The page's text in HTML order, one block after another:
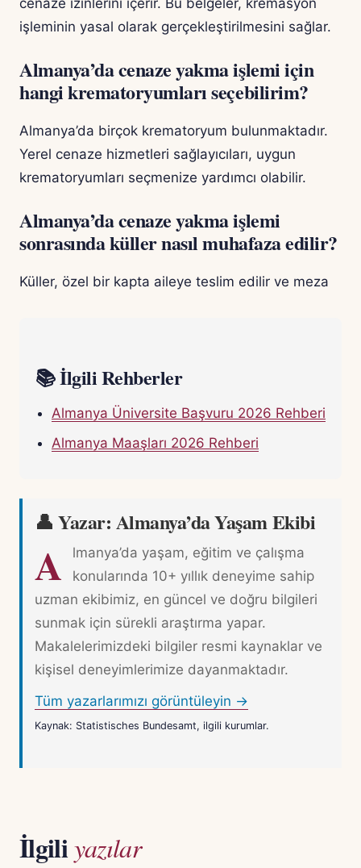
cenaze izinlerini içerir. Bu belgeler, kremasyon
işleminin yasal olarak gerçekleştirilmesini sağlar.
Almanya’da cenaze yakma işlemi için
hangi krematoryumları seçebilirim?
Almanya’da birçok krematoryum bulunmaktadır.
Yerel cenaze hizmetleri sağlayıcıları, uygun
krematoryumları seçmenize yardımcı olabilir.
Almanya’da cenaze yakma işlemi
sonrasında küller nasıl muhafaza edilir?
Küller, özel bir kapta aileye teslim edilir ve meza
📚 İlgili Rehberler
Almanya Üniversite Başvuru 2026 Rehberi
Almanya Maaşları 2026 Rehberi
👤 Yazar: Almanya’da Yaşam Ekibi
A
lmanya’da yaşam, eğitim ve çalışma
konularında 10+ yıllık deneyime sahip
uzman ekibimiz, en güncel ve doğru bilgileri
sunmak için sürekli araştırma yapar.
Makalelerimizdeki bilgiler resmi kaynaklar ve
kişisel deneyimlerimize dayanmaktadır.
Tüm yazarlarımızı görüntüleyin →
Kaynak: Statistisches Bundesamt, ilgili kurumlar.
İlgiliyazılar